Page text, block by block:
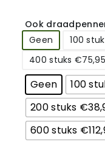
Ook
Geen
100
400 stuks €75,95
Geen
100
200 stuks
600 stuks